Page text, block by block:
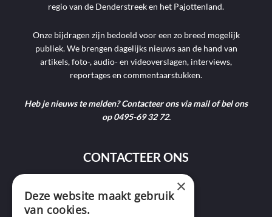
regio van de Denderstreek en het Pajottenland.
Onze bijdragen zijn bedoeld voor een zo breed mogelijk
publiek. We brengen dagelijks nieuws aan de hand van
artikels, foto-, audio- en videoverslagen, interviews,
reportages en commentaarstukken.
Heb je nieuws te melden? Contacteer ons via mail of bel ons
op 0495-69 32 72.
CONTACTEER ONS
9400 Ninove ×
Deze website maakt gebruik
van cookies.